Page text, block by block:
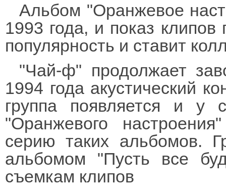
Альбом "Оранжевое
1993 года, и показ
популярность и ставит
"Чай-ф" продолжает
1994 года акустический
группа появляется и
"Оранжевого
серию таких альбомов.
альбомом "Пусть все
съемкам клипов